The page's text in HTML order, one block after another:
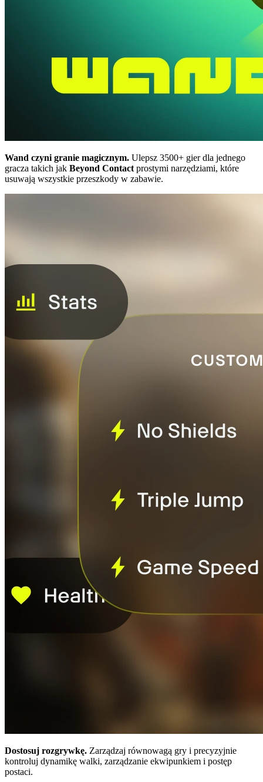
Wand czyni granie magicznym. Ulepsz 3500+ gier dla jednego
gracza takich jak Beyond Contact prostymi narzędziami, które
usuwają wszystkie przeszkody w zabawie.
Dostosuj rozgrywkę. Zarządzaj równowagą gry i precyzyjnie
kontroluj dynamikę walki, zarządzanie ekwipunkiem i postęp
postaci.